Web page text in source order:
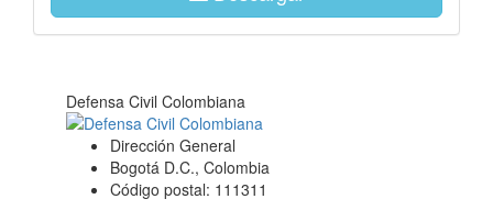
Defensa Civil Colombiana
Dirección General
Bogotá D.C., Colombia
Código postal: 111311